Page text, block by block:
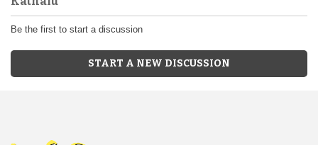
Be the first to start a discussion
START A NEW DISCUSSION